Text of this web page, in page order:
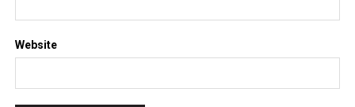
Website